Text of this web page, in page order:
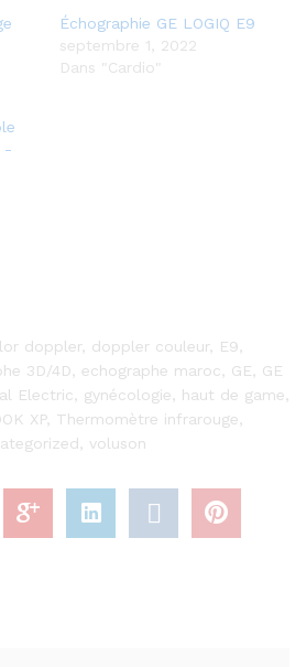
Échographie GE LOGIQ E9
septembre 1, 2022
Dans "Cardio"
-
doppler, doppler couleur, E9
3D/4D echographe maroc GE
GE
Electric gynécologie haut de game
XP, Thermomètre infrarouge
voluson